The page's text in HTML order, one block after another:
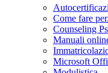
Come fare
Counseling
Manuali
Microsoft